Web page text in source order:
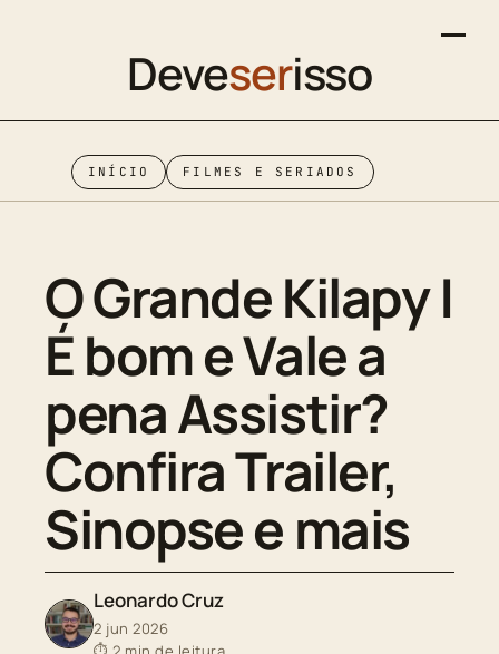
Deveserisso
INÍCIO FILMES E SERIADOS
O Grande Kilapy |
É bom e Vale a
pena Assistir?
Confira Trailer,
Sinopse e mais
Leonardo Cruz
2 jun 2026